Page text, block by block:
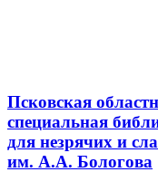
Псковская
специальная
для незрячих и
им. А.А. Бологова